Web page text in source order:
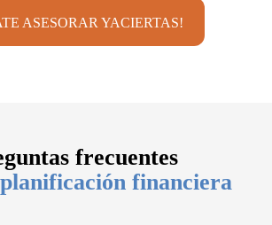
ASESORAR YACIERTAS!
frecuentes
financiera